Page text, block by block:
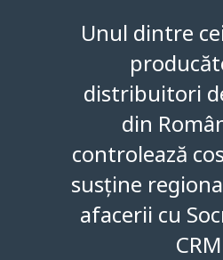
Unul dintre
distribuitori
din
controlează
susține
afacerii cu
CRM